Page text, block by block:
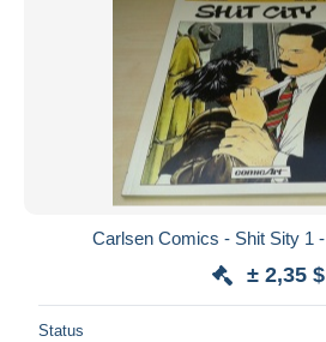
Carlsen Comics - Shit Sity 1
± 2,35 $
Status